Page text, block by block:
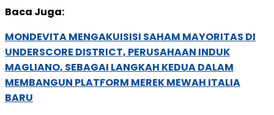
Baca Juga:
MONDEVITA MENGAKUISISI SAHAM MAYORITAS DI
UNDERSCORE DISTRICT, PERUSAHAAN INDUK
MAGLIANO, SEBAGAI LANGKAH KEDUA DALAM
MEMBANGUN PLATFORM MEREK MEWAH ITALIA
BARU